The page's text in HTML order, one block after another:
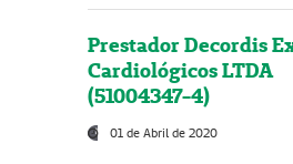
Prestador Decordis
Cardiológicos LTDA
(51004347-4)
01 de Abril de 2020